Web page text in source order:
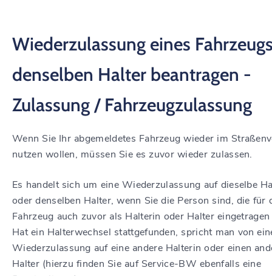
Wiederzulassung eines
denselben Halter beantragen -
Zulassung / Fahrzeugzulassung
Wenn Sie Ihr abgemeldetes Fahrzeug wieder im
nutzen wollen, müssen Sie es zuvor wieder zulassen.
Es handelt sich um eine Wiederzulassung auf dieselbe
oder denselben Halter, wenn Sie die Person sind, die für
Fahrzeug auch zuvor als Halterin oder Halter
Hat ein Halterwechsel stattgefunden, spricht man von
Wiederzulassung auf eine andere Halterin oder einen
Halter (hierzu finden Sie auf Service-BW ebenfalls eine